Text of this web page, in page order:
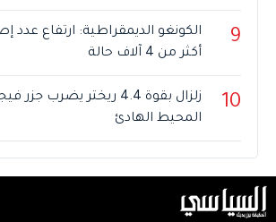
9
الكونغو الديمقراطية: ارتفاع عدد
أكثر من 4 آلاف حالة
10
زلزال بقوة 4.4 ريختر يضرب
المحيط الهادئ